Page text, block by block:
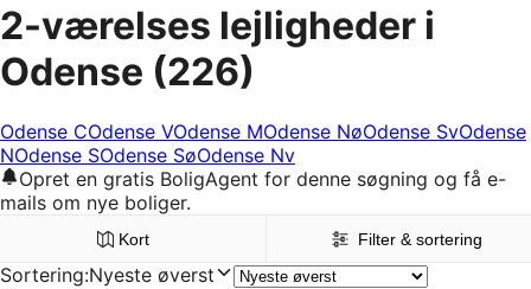
2-værelses lejligheder i
Odense (226)
Odense COdense VOdense MOdense NøOdense SvOdense
NOdense SOdense SøOdense Nv
Opret en gratis BoligAgent for denne søgning og få e-
mails om nye boliger.
Kort Filter & sortering
Sortering:Nyeste øverst